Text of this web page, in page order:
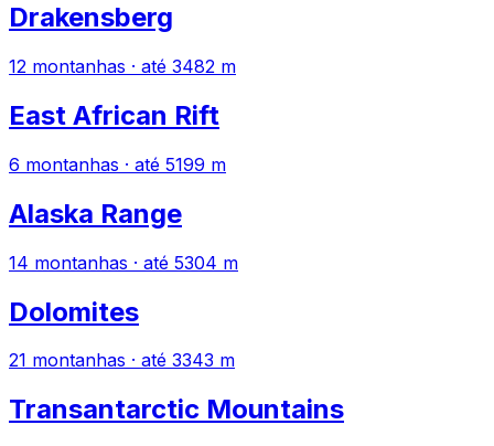
Drakensberg
12 montanhas · até 3482 m
East African Rift
6 montanhas · até 5199 m
Alaska Range
14 montanhas · até 5304 m
Dolomites
21 montanhas · até 3343 m
Transantarctic Mountains